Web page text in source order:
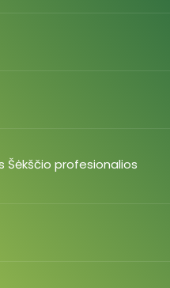
Šėkščio profesionalios